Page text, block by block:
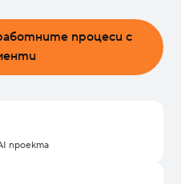
процеси с
проекта